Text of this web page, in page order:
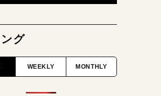
グ
WEEKLY MONTHLY